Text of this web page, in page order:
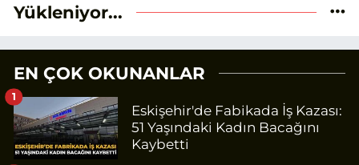
Yükleniyor...
EN ÇOK OKUNANLAR
Eskişehir'de Fabikada İş Kazası:
51 Yaşındaki Kadın Bacağını
Kaybetti
1